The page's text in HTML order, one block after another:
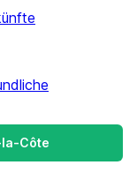
la-Côte